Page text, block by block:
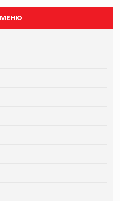
МЕНЮ